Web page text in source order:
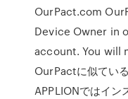
OurPact.com
Device Owner in
account. You will
OurPactに似てい
APPLIONではイン